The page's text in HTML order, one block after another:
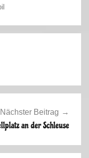
Nächster Beitrag
an der Schleuse